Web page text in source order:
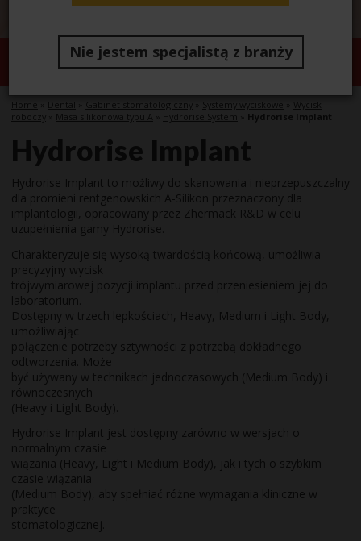
Hydrorise Implant
Home Gabinet stomatologiczny Systemy wyciskowe
roboczy
Masa silikonowa typu A Hydrorise System Hydrorise Implant
Hydrorise Implant
Hydrorise Implant to możliwy do skanowania i nieprzepuszczalny
dla promieni rentgenowskich A-Silikon przeznaczony dla
implantologii, opracowany przez Zhermack R&D w celu
uzupełnienia gamy Hydrorise.
Charakteryzuje się wysoką twardością końcową, umożliwia
precyzyjny wycisk
trójwymiarowej pozycji implantu przed przeniesieniem jej do
laboratorium.
Dostępny w trzech lepkościach, Heavy, Medium i Light Body,
umożliwiając
połączenie potrzeby sztywności z potrzebą dokładnego
odtworzenia. Może
być używany w technikach jednoczasowych (Medium Body) i
równoczesnych
(Heavy i Light Body).
Hydrorise Implant jest dostępny zarówno w wersjach o
normalnym czasie
wiązania (Heavy, Light i Medium Body), jak i tych o szybkim
czasie wiązania
(Medium Body), aby spełniać różne wymagania kliniczne w
praktyce
stomatologicznej.
Nie jestem specjalistą z branży